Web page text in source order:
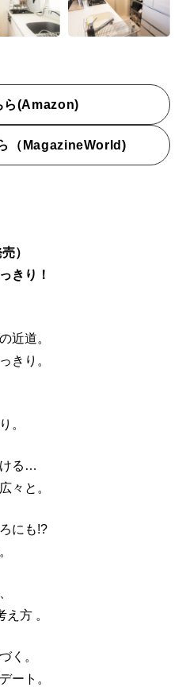
ら(Amazon)
（MagazineWorld)
）
きり！
近道。
きり。
。
ける…
々と。
にも!?
方 。
く。
ート。